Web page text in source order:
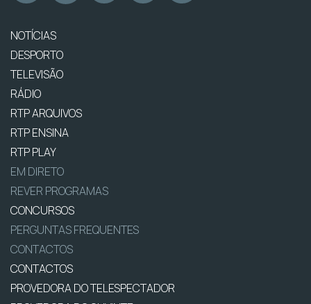
NOTÍCIAS
DESPORTO
TELEVISÃO
RÁDIO
RTP ARQUIVOS
RTP ENSINA
RTP PLAY
EM DIRETO
REVER PROGRAMAS
CONCURSOS
PERGUNTAS FREQUENTES
CONTACTOS
CONTACTOS
PROVEDORA DO TELESPECTADOR